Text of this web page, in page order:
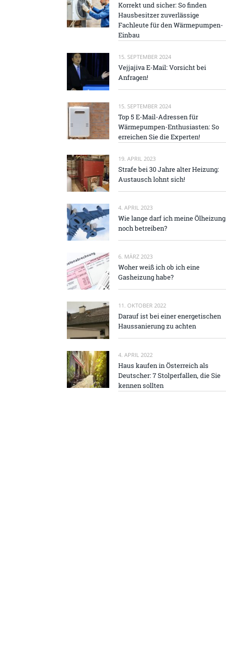
Korrekt und sicher: So finden
Hausbesitzer zuverlässige
Fachleute für den Wärmepumpen-
Einbau
15. SEPTEMBER 2024
Vejjajiva E-Mail: Vorsicht bei
Anfragen!
15. SEPTEMBER 2024
Top 5 E-Mail-Adressen für
Wärmepumpen-Enthusiasten: So
erreichen Sie die Experten!
19. APRIL 2023
Strafe bei 30 Jahre alter Heizung:
Austausch lohnt sich!
4. APRIL 2023
Wie lange darf ich meine Ölheizung
noch betreiben?
6. MÄRZ 2023
Woher weiß ich ob ich eine
Gasheizung habe?
11. OKTOBER 2022
Darauf ist bei einer energetischen
Haussanierung zu achten
4. APRIL 2022
Haus kaufen in Österreich als
Deutscher: 7 Stolperfallen, die Sie
kennen sollten